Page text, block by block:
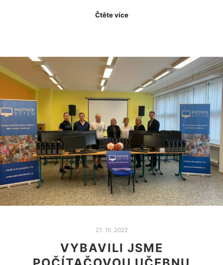
Čtěte více
27. 10. 2022
VYBAVILI JSME